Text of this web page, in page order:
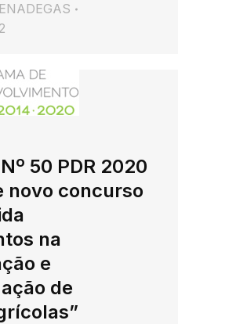
50 PDR 2020
novo concurso
na
e
de